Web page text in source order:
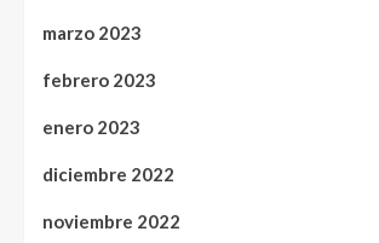
marzo 2023
febrero 2023
enero 2023
diciembre 2022
noviembre 2022